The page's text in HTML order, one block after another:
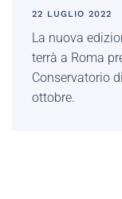
22 LUGLIO 2022
La nuova
terrà a Roma
Conservatorio
ottobre.